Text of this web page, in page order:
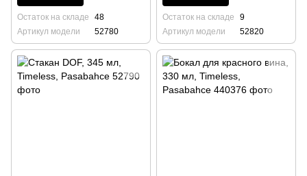
Остаток на складе
48
Артикул модели
52780
Остаток на складе
9
Артикул модели
52820